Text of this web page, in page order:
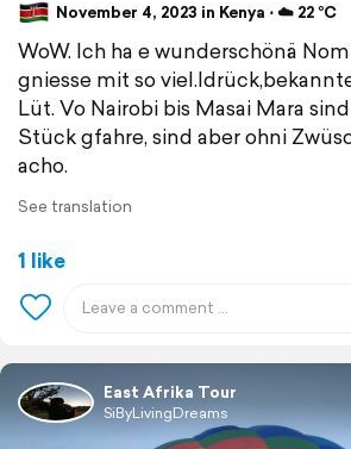
November 4, 2023 in Kenya ⋅ ☁️ 22 °C
WoW. Ich ha e wunderschönä
gniesse mit so
Lüt. Vo Nairobi bis Masai Mara
Stück gfahre, sind aber ohni
acho.
See translation
1 like
East Afrika Tour
SiByLivingDreams